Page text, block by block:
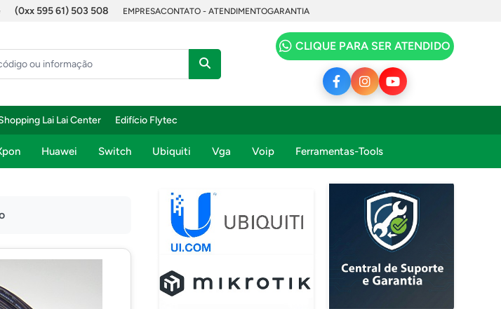
(0xx 595 61) 503 508 EMPRESACONTATO - ATENDIMENTOGARANTIA
CLIQUE PARA SER ATENDIDO
Lai Lai Center Edifício Flytec
Huawei Switch Ubiquiti Vga Voip Ferramentas-Tools